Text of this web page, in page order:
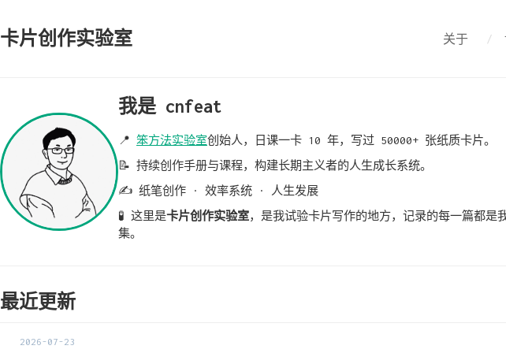
卡片创作实验室 关于 /
我是 cnfeat
📍 笨方法实验室创始人，日课一卡 10 年，写过 50000+ 张纸质卡片。
📝 持续创作手册与课程，构建长期主义者的人生成长系统。
✍️ 纸笔创作 · 效率系统 · 人生发展
🧪 这里是卡片创作实验室，是我试验卡片写作的地方，记录的每一篇都是
集。
最近更新
2026-07-23